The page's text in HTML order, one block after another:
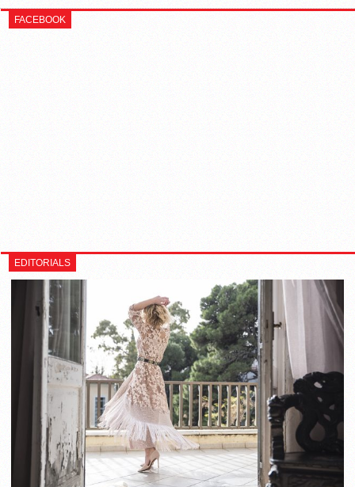
FACEBOOK
EDITORIALS